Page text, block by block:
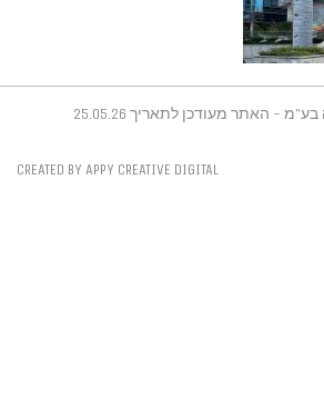
- האתר מעודכן לתאריך 25.05.26
CREATED BY APPY CREATIVE DIGITAL